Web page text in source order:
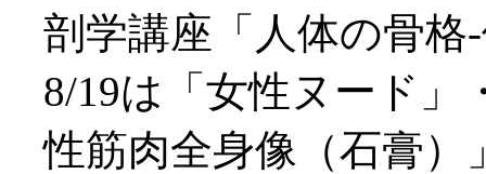
剖学講座「人体の骨格
8/19は「女性ヌード」
性筋肉全身像（石膏）